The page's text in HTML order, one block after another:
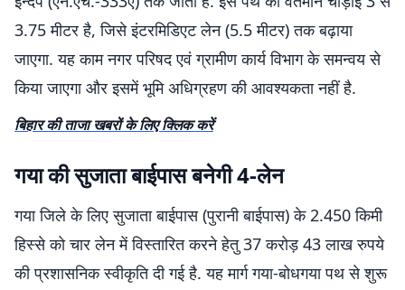
3.75 मीटर है, जिसे इंटरमिडिएट लेन (5.5 मीटर) तक बढ़ाया
जाएगा. यह काम नगर परिषद एवं ग्रामीण कार्य विभाग के समन्वय से
किया जाएगा और इसमें भूमि अधिग्रहण की आवश्यकता नहीं है.
बिहार की ताजा खबरों के लिए क्लिक करें
गया की सुजाता बाईपास बनेगी 4-लेन
गया जिले के लिए सुजाता बाईपास (पुरानी बाईपास) के 2.450 किमी
हिस्से को चार लेन में विस्तारित करने हेतु 37 करोड़ 43 लाख रुपये
की प्रशासनिक स्वीकृति दी गई है. यह मार्ग गया-बोधगया पथ से शुरू